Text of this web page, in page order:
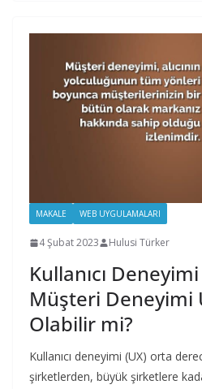
MAKALE WEB UYGULAMALARI
4 Şubat 2023 Hulusi Türker
Kullanıcı
Müşteri Deneyimi
Olabilir mi?
Kullanıcı deneyimi (UX) orta
şirketlerden, büyük şirketlere